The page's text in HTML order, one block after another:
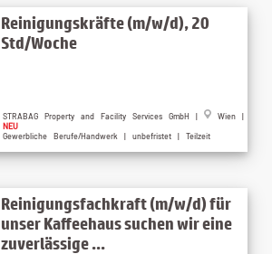
Reinigungskräfte (m/w/d), 20
Std/Woche
STRABAG Property and Facility Services GmbH |
Wien |
NEU
Gewerbliche Berufe/Handwerk | unbefristet | Teilzeit
Reinigungsfachkraft (m/w/d) für
unser Kaffeehaus suchen wir eine
zuverlässige ...